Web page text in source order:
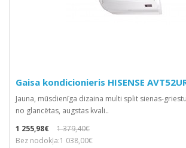
Gaisa kondicionieris HISENSE
Jauna, mūsdienīga dizaina multi split sienas-
no glancētas, augstas kvali..
1 255,98€
1 379,40€
Bez nodokļa:1 038,00€